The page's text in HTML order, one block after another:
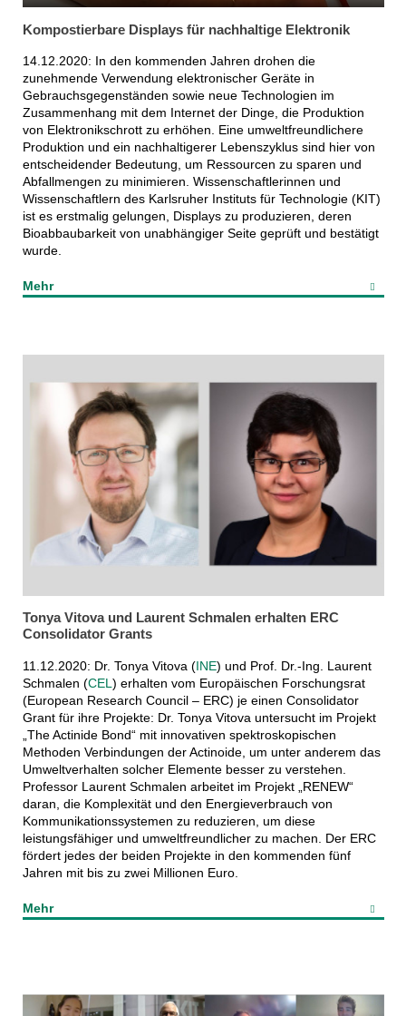
Kompostierbare Displays für nachhaltige Elektronik
14.12.2020: In den kommenden Jahren drohen die
zunehmende Verwendung elektronischer Geräte in
Gebrauchsgegenständen sowie neue Technologien im
Zusammenhang mit dem Internet der Dinge, die Produktion
von Elektronikschrott zu erhöhen. Eine umweltfreundlichere
Produktion und ein nachhaltigerer Lebenszyklus sind hier von
entscheidender Bedeutung, um Ressourcen zu sparen und
Abfallmengen zu minimieren. Wissenschaftlerinnen und
Wissenschaftlern des Karlsruher Instituts für Technologie (KIT)
ist es erstmalig gelungen, Displays zu produzieren, deren
Bioabbaubarkeit von unabhängiger Seite geprüft und bestätigt
wurde.
Mehr
Tonya Vitova und Laurent Schmalen erhalten ERC
Consolidator Grants
11.12.2020: Dr. Tonya Vitova (INE) und Prof. Dr.-Ing. Laurent
Schmalen (CEL ) erhalten vom Europäischen Forschungsrat
(European Research Council – ERC) je einen Consolidator
Grant für ihre Projekte: Dr. Tonya Vitova untersucht im Projekt
„The Actinide Bond“ mit innovativen spektroskopischen
Methoden Verbindungen der Actinoide, um unter anderem das
Umweltverhalten solcher Elemente besser zu verstehen.
Professor Laurent Schmalen arbeitet im Projekt „RENEW“
daran, die Komplexität und den Energieverbrauch von
Kommunikationssystemen zu reduzieren, um diese
leistungsfähiger und umweltfreundlicher zu machen. Der ERC
fördert jedes der beiden Projekte in den kommenden fünf
Jahren mit bis zu zwei Millionen Euro.
Mehr